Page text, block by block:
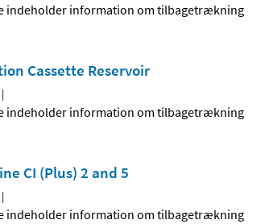
indeholder information om tilbagetrækning
Cassette Reservoir
|
indeholder information om tilbagetrækning
CI (Plus) 2 and 5
|
indeholder information om tilbagetrækning